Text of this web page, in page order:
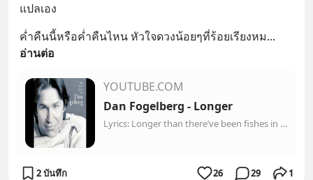
แปลเอง
ค่ำคืนนี้หรือค่ำคืนไหน หัวใจดวงน้อยๆที่ร้อยเรียงหม
อ่านต่อ
YOUTUBE.COM
Dan Fogelberg - Longer
Lyrics: Longer than there’ve been fishes in the ocean Higher than any bird ever flew Longer than there’ve been stars up in the heavens I’ve been in love with...
2 บันทึก 26 29 1